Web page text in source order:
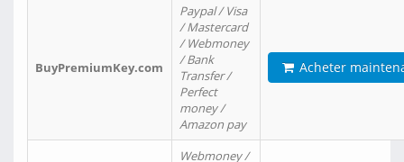
BuyPremiumKey.com
Paypal / Visa
/ Mastercard
/ Webmoney
/ Bank
Transfer /
Perfect
money /
Amazon pay
Acheter
Webmoney /